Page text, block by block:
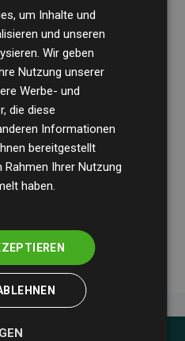
BDOüberprüft
und Methodik, um
sicherzustellen.
unsere Investitionen in
200 % der
der teilnehmenden
klarer Nachweis für die
Ansatzes.
um Inhalte und
und unseren
Wir geben
Nutzung unserer
Werbe- und
die diese
Informationen
bereitgestellt
Rahmen Ihrer Nutzung
haben.